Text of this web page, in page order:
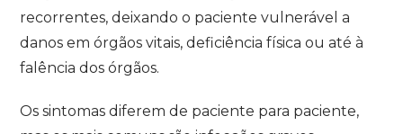
recorrentes, deixando o paciente vulnerável a
danos em órgãos vitais, deficiência física ou até à
falência dos órgãos.
Os sintomas diferem de paciente para paciente,